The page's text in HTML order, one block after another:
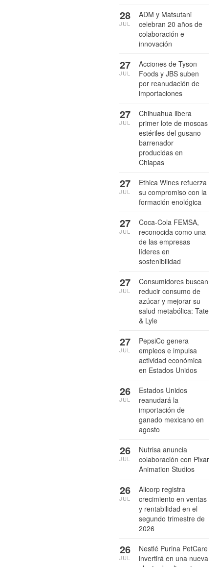
ADM y Matsutani
celebran 20 años de
colaboración e
innovación
28
JUL
Acciones de Tyson
Foods y JBS suben
por reanudación de
importaciones
27
JUL
Chihuahua libera
primer lote de moscas
estériles del gusano
barrenador
producidas en
Chiapas
27
JUL
Ethica Wines refuerza
su compromiso con la
formación enológica
27
JUL
Coca-Cola FEMSA,
reconocida como una
de las empresas
líderes en
sostenibilidad
27
JUL
Consumidores buscan
reducir consumo de
azúcar y mejorar su
salud metabólica: Tate
& Lyle
27
JUL
PepsiCo genera
empleos e impulsa
actividad económica
en Estados Unidos
27
JUL
Estados Unidos
reanudará la
importación de
ganado mexicano en
agosto
26
JUL
Nutrisa anuncia
colaboración con Pixar
Animation Studios
26
JUL
Alicorp registra
crecimiento en ventas
y rentabilidad en el
segundo trimestre de
2026
26
JUL
Nestlé Purina PetCare
invertirá en una nueva
26
JUL